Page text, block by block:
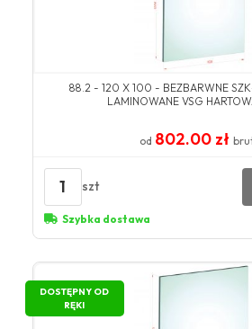
88.2 - 120 X 100 - BEZBARWNE
LAMINOWANE VSG
od 802.00 zł
1 szt
Szybka dostawa
DOSTĘPNY OD
RĘKI